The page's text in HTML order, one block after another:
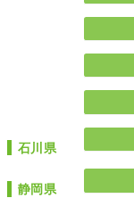
石川県
静岡県